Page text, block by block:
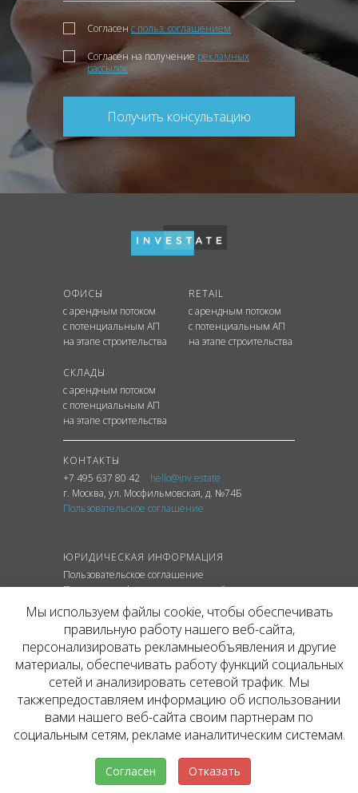
Согласен с польз. соглашением
Согласен на получение рекламных
рассылок
Получить консультацию
ОФИСЫ
с арендным потоком
с потенциальным АП
на этапе строительства
RETAIL
с арендным потоком
с потенциальным АП
на этапе строительства
СКЛАДЫ
с арендным потоком
с потенциальным АП
на этапе строительства
КОНТАКТЫ
+7 495 637 80 42
hello@inv.estate
г. Москва, ул. Мосфильмовская, д. №74Б
Пользовательское соглашение
ЮРИДИЧЕСКАЯ ИНФОРМАЦИЯ
Пользовательское соглашение
Политика конфиденциальности сайта
Политика обработки персональных данных
© ОФИЦИАЛЬНЫЙ САЙТ КОМПАНИИ
INVESTATE, 2026
Представленная на сайте агентства информация,
в т.ч. стоимости объектов, носит информационный
характер и не является публичной офертой. Условия
аренды объекта могут быть изменены собственником
без уведомления.
Мы используем файлы cookie, чтобы обеспечивать
правильную работу нашего веб-сайта,
персонализировать рекламныеобъявления и другие
материалы, обеспечивать работу функций социальных
сетей и анализировать сетевой трафик. Мы
такжепредоставляем информацию об использовании
вами нашего веб-сайта своим партнерам по
социальным сетям, рекламе ианалитическим системам.
Согласен Отказать